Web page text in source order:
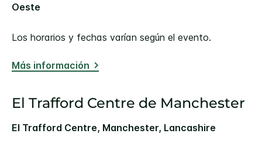
Oeste
Los horarios y fechas varían según el evento.
Más información
El Trafford Centre de Manchester
El Trafford Centre, Manchester, Lancashire